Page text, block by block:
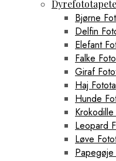
Bjørne
Delfin
Elefant
Falke
Giraf
Haj
Hunde
Leopard
Løve